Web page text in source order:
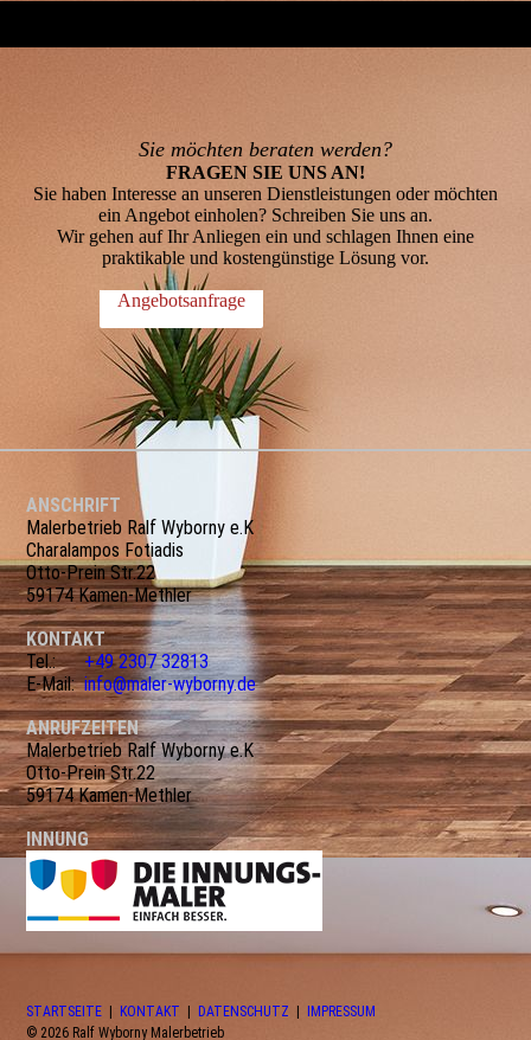
Sie möchten beraten werden?
FRAGEN SIE UNS AN!
Sie haben Interesse an unseren Dienstleistungen oder möchten
ein Angebot einholen? Schreiben Sie uns an.
Wir gehen auf Ihr Anliegen ein und schlagen Ihnen eine
praktikable und kostengünstige Lösung vor.
Angebotsanfrage
ANSCHRIFT
Malerbetrieb Ralf Wyborny e.K
Charalampos Fotiadis
Otto-Prein Str.22
59174 Kamen-Methler
KONTAKT
Tel.:+49 2307 32813
E-Mail:info@maler-wyborny.de
ANRUFZEITEN
Malerbetrieb Ralf Wyborny e.K
Otto-Prein Str.22
59174 Kamen-Methler
INNUNG
STARTSEITE KONTAKT DATEN­SCHUTZ
IMPRESSUM
© 2026 Ralf Wyborny Malerbetrieb